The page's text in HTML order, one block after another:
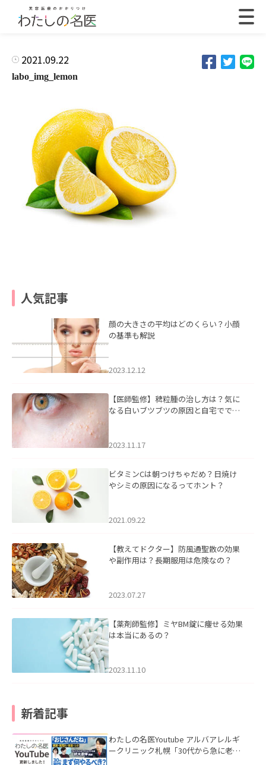
2021.09.22
labo_img_lemon
人気記事
顔の大きさの平均はどのくらい？小顔
の基準も解説
2023.12.12
【医師監修】稗粒腫の治し方は？気に
なる白いブツブツの原因と自宅ででき
2023.11.17
ビタミンCは朝つけちゃだめ？日焼け
やシミの原因になるってホント？
2021.09.22
【教えてドクター】防風通聖散の効果
や副作用は？長期服用は危険なの？
2023.07.27
【薬剤師監修】ミヤBM錠に痩せる効果
は本当にあるの？
2023.11.10
新着記事
わたしの名医Youtube アルバアレルギ
ークリニック札幌「30代から急に老け